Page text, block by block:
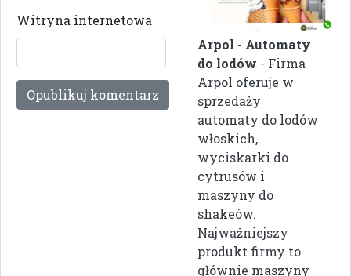
Witryna internetowa
Arpol - Automaty
do lodów - Firma
Arpol oferuje w
sprzedaży
automaty do lodów
włoskich,
wyciskarki do
cytrusów i
maszyny do
shakeów.
Najważniejszy
produkt firmy to
głównie maszyny